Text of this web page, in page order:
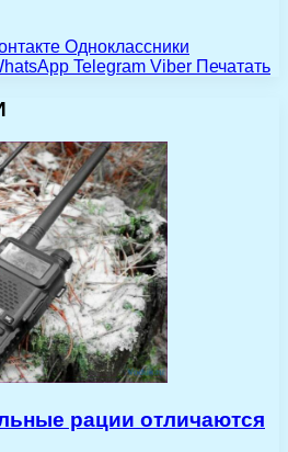
Одноклассники
Telegram Viber Печатать
рации отличаются